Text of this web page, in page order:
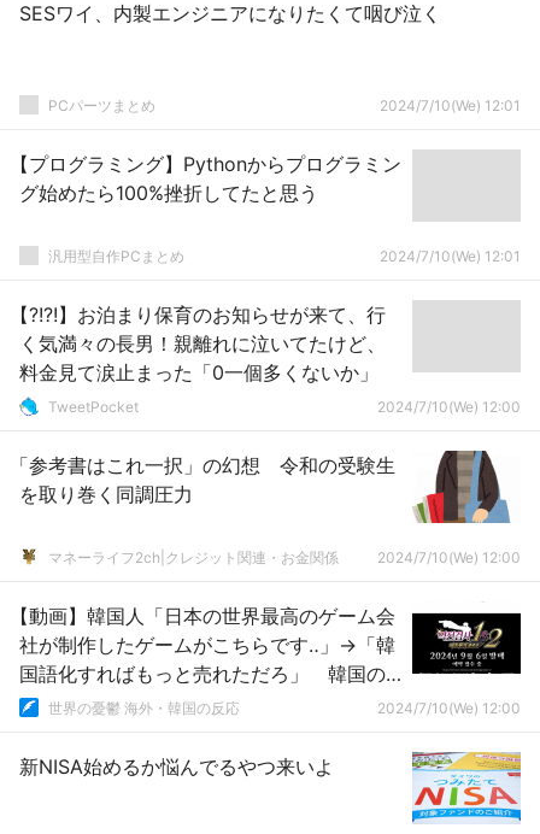
SESワイ、内製エンジニアになりたくて咽び泣く
PCパーツまとめ 2024/7/10(We) 12:01
【プログラミング】Pythonからプログラミン
グ始めたら100%挫折してたと思う
汎用型自作PCまとめ 2024/7/10(We) 12:01
【?!?!】お泊まり保育のお知らせが来て、行
く気満々の長男！親離れに泣いてたけど、
料金見て涙止まった「0一個多くないか」
TweetPocket 2024/7/10(We) 12:00
「参考書はこれ一択」の幻想 令和の受験生
を取り巻く同調圧力
マネーライフ2ch|クレジット関連・お金関係 2024/7/10(We) 12:00
【動画】韓国人「日本の世界最高のゲーム会
社が制作したゲームがこちらです‥」→「韓
国語化すればもっと売れただろ」 韓国の
反応世界の憂鬱 海外・韓国の反応 2024/7/10(We) 12:00
新NISA始めるか悩んでるやつ来いよ